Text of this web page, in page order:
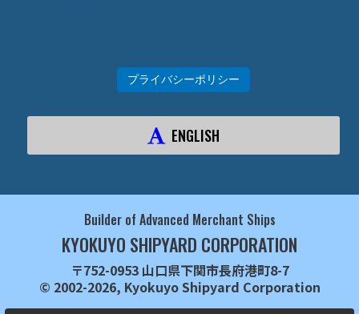
プライバシーポリシー
ENGLISH
Builder of Advanced Merchant Ships
KYOKUYO SHIPYARD CORPORATION
〒752-0953 山口県下関市長府港町8-7
© 2002-2026, Kyokuyo Shipyard Corporation